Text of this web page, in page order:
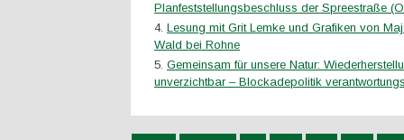
Planfeststellungsbeschluss der Spreestraße
Lesung mit Grit Lemke und Grafiken von
Wald bei Rohne
Gemeinsam für unsere Natur:
unverzichtbar – Blockadepolitik